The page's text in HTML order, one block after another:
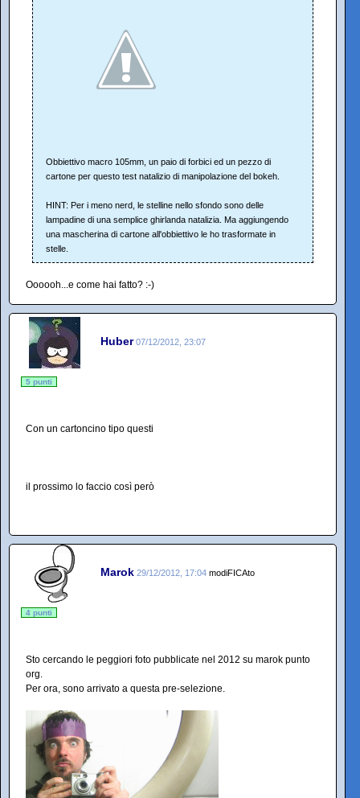
Obbiettivo macro 105mm, un paio di forbici ed un pezzo di
cartone per questo test natalizio di manipolazione del bokeh.
HINT: Per i meno nerd, le stelline nello sfondo sono delle
lampadine di una semplice ghirlanda natalizia. Ma aggiungendo
una mascherina di cartone all'obbiettivo le ho trasformate in
stelle.
Oooooh...e come hai fatto? :-)
Huber 07/12/2012, 23:07
5 punti
Con un cartoncino tipo questi
il prossimo lo faccio così però
Marok 29/12/2012, 17:04 modiFICAto
4 punti
Sto cercando le peggiori foto pubblicate nel 2012 su marok punto
org.
Per ora, sono arrivato a questa pre-selezione.